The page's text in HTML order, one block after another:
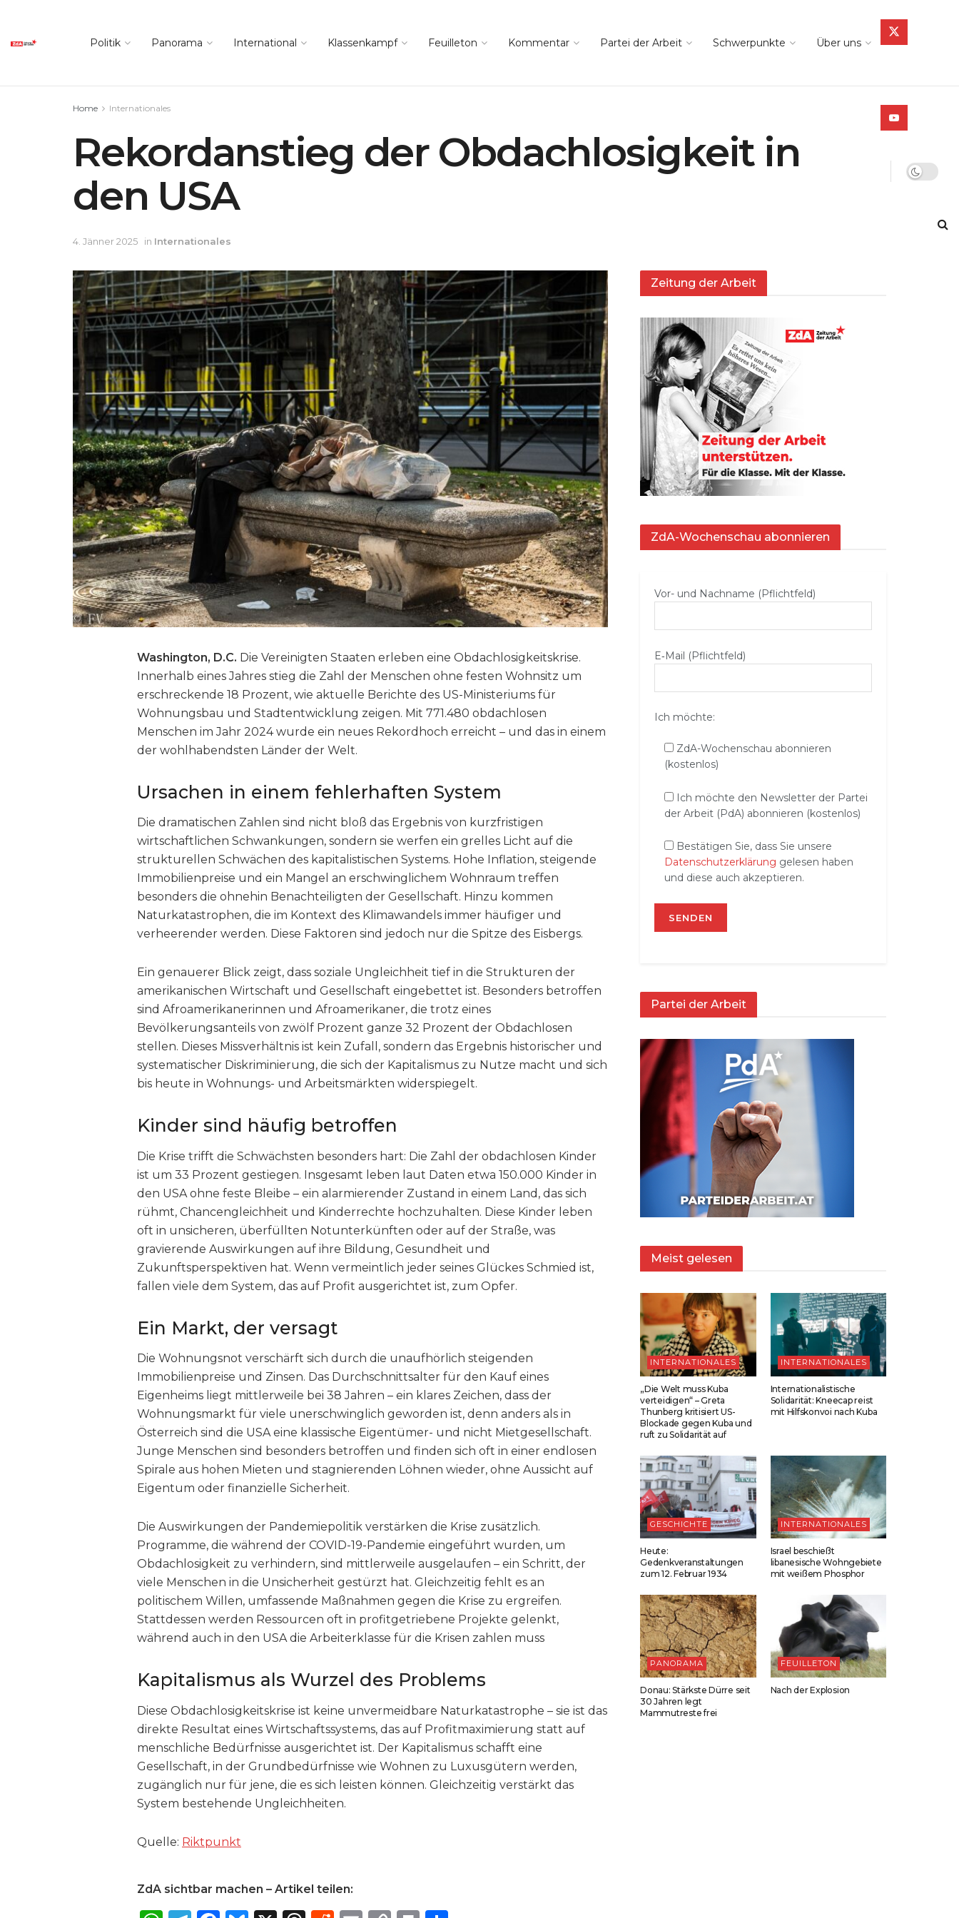
Politik Panorama International Klassenkampf Feuilleton Kommentar Partei der Arbeit Schwerpunkte Über uns
Home Internationales
Rekordanstieg der Obdachlosigkeit in
den USA
4. Jänner 2025 in Internationales
Washington, D.C. Die Vereinigten Staaten erleben eine Obdachlosigkeitskrise.
Innerhalb eines Jahres stieg die Zahl der Menschen ohne festen Wohnsitz um
erschreckende 18 Prozent, wie aktuelle Berichte des US-Ministeriums für
Wohnungsbau und Stadtentwicklung zeigen. Mit 771.480 obdachlosen
Menschen im Jahr 2024 wurde ein neues Rekordhoch erreicht – und das in einem
der wohlhabendsten Länder der Welt.
Ursachen in einem fehlerhaften System
Die dramatischen Zahlen sind nicht bloß das Ergebnis von kurzfristigen
wirtschaftlichen Schwankungen, sondern sie werfen ein grelles Licht auf die
strukturellen Schwächen des kapitalistischen Systems. Hohe Inflation, steigende
Immobilienpreise und ein Mangel an erschwinglichem Wohnraum treffen
besonders die ohnehin Benachteiligten der Gesellschaft. Hinzu kommen
Naturkatastrophen, die im Kontext des Klimawandels immer häufiger und
verheerender werden. Diese Faktoren sind jedoch nur die Spitze des Eisbergs.
Ein genauerer Blick zeigt, dass soziale Ungleichheit tief in die Strukturen der
amerikanischen Wirtschaft und Gesellschaft eingebettet ist. Besonders betroffen
sind Afroamerikanerinnen und Afroamerikaner, die trotz eines
Bevölkerungsanteils von zwölf Prozent ganze 32 Prozent der Obdachlosen
stellen. Dieses Missverhältnis ist kein Zufall, sondern das Ergebnis historischer und
systematischer Diskriminierung, die sich der Kapitalismus zu Nutze macht und sich
bis heute in Wohnungs- und Arbeitsmärkten widerspiegelt.
Kinder sind häufig betroffen
Die Krise trifft die Schwächsten besonders hart: Die Zahl der obdachlosen Kinder
ist um 33 Prozent gestiegen. Insgesamt leben laut Daten etwa 150.000 Kinder in
den USA ohne feste Bleibe – ein alarmierender Zustand in einem Land, das sich
rühmt, Chancengleichheit und Kinderrechte hochzuhalten. Diese Kinder leben
oft in unsicheren, überfüllten Notunterkünften oder auf der Straße, was
gravierende Auswirkungen auf ihre Bildung, Gesundheit und
Zukunftsperspektiven hat. Wenn vermeintlich jeder seines Glückes Schmied ist,
fallen viele dem System, das auf Profit ausgerichtet ist, zum Opfer.
Ein Markt, der versagt
Die Wohnungsnot verschärft sich durch die unaufhörlich steigenden
Immobilienpreise und Zinsen. Das Durchschnittsalter für den Kauf eines
Eigenheims liegt mittlerweile bei 38 Jahren – ein klares Zeichen, dass der
Wohnungsmarkt für viele unerschwinglich geworden ist, denn anders als in
Österreich sind die USA eine klassische Eigentümer- und nicht Mietgesellschaft.
Junge Menschen sind besonders betroffen und finden sich oft in einer endlosen
Spirale aus hohen Mieten und stagnierenden Löhnen wieder, ohne Aussicht auf
Eigentum oder finanzielle Sicherheit.
Die Auswirkungen der Pandemiepolitik verstärken die Krise zusätzlich.
Programme, die während der COVID-19-Pandemie eingeführt wurden, um
Obdachlosigkeit zu verhindern, sind mittlerweile ausgelaufen – ein Schritt, der
viele Menschen in die Unsicherheit gestürzt hat. Gleichzeitig fehlt es an
politischem Willen, umfassende Maßnahmen gegen die Krise zu ergreifen.
Stattdessen werden Ressourcen oft in profitgetriebene Projekte gelenkt,
während auch in den USA die Arbeiterklasse für die Krisen zahlen muss
Kapitalismus als Wurzel des Problems
Diese Obdachlosigkeitskrise ist keine unvermeidbare Naturkatastrophe – sie ist das
direkte Resultat eines Wirtschaftssystems, das auf Profitmaximierung statt auf
menschliche Bedürfnisse ausgerichtet ist. Der Kapitalismus schafft eine
Gesellschaft, in der Grundbedürfnisse wie Wohnen zu Luxusgütern werden,
zugänglich nur für jene, die es sich leisten können. Gleichzeitig verstärkt das
System bestehende Ungleichheiten.
Quelle: Riktpunkt
ZdA sichtbar machen – Artikel teilen:
Zeitung der Arbeit
ZdA-Wochenschau abonnieren
Vor- und Nachname (Pflichtfeld)
E‑Mail (Pflichtfeld)
Ich möchte:
ZdA-Wochenschau abonnieren
(kostenlos)
Ich möchte den Newsletter der Partei
der Arbeit (PdA) abonnieren (kostenlos)
Bestätigen Sie, dass Sie unsere
Datenschutzerklärung gelesen haben
und diese auch akzeptieren.
Partei der Arbeit
Meist gelesen
INTERNATIONALES
„Die Welt muss Kuba
verteidigen“ – Greta
Thunberg kritisiert US-
Blockade gegen Kuba und
ruft zu Solidarität auf
INTERNATIONALES
Internationalistische
Solidarität: Kneecap reist
mit Hilfskonvoi nach Kuba
GESCHICHTE
Heute:
Gedenkveranstaltungen
zum 12. Februar 1934
INTERNATIONALES
Israel beschießt
libanesische Wohngebiete
mit weißem Phosphor
PANORAMA
Donau: Stärkste Dürre seit
30 Jahren legt
Mammutreste frei
FEUILLETON
Nach der Explosion